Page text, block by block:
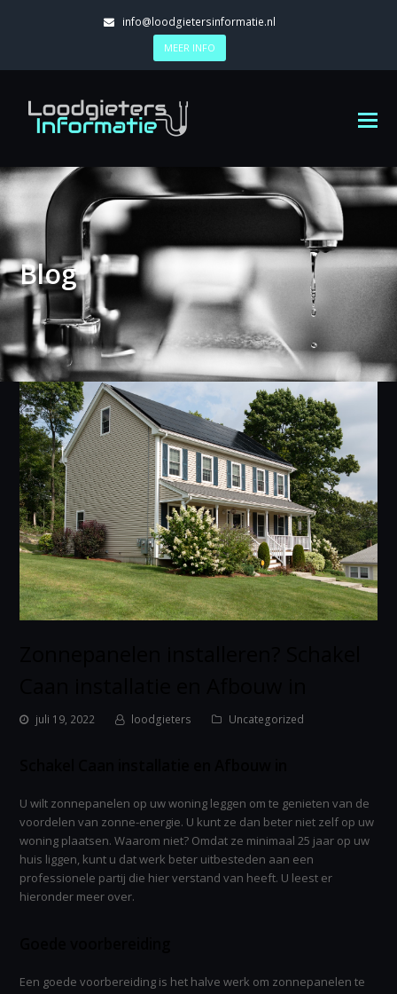
info@loodgietersinformatie.nl
MEER INFO
Blog
juli 19, 2022 loodgieters Uncategorized
U wilt zonnepanelen op uw woning leggen om te genieten van de
voordelen van zonne-energie. U kunt ze dan beter niet zelf op uw
woning plaatsen. Waarom niet? Omdat ze minimaal 25 jaar op uw
huis liggen, kunt u dat werk beter uitbesteden aan een
professionele partij die hier verstand van heeft. U leest er
hieronder meer over.
Een goede voorbereiding is het halve werk om zonnepanelen te